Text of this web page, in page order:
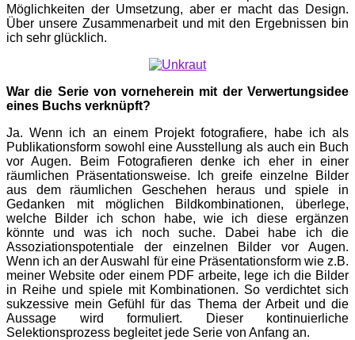
Möglichkeiten der Umsetzung, aber er macht das Design.
Über unsere Zusammenarbeit und mit den Ergebnissen bin
ich sehr glücklich.
War die Serie von vorneherein mit der Verwertungsidee
eines Buchs verknüpft?
Ja. Wenn ich an einem Projekt fotografiere, habe ich als
Publikationsform sowohl eine Ausstellung als auch ein Buch
vor Augen. Beim Fotografieren denke ich eher in einer
räumlichen Präsentationsweise. Ich greife einzelne Bilder
aus dem räumlichen Geschehen heraus und spiele in
Gedanken mit möglichen Bildkombinationen, überlege,
welche Bilder ich schon habe, wie ich diese ergänzen
könnte und was ich noch suche. Dabei habe ich die
Assoziationspotentiale der einzelnen Bilder vor Augen.
Wenn ich an der Auswahl für eine Präsentationsform wie z.B.
meiner Website oder einem PDF arbeite, lege ich die Bilder
in Reihe und spiele mit Kombinationen. So verdichtet sich
sukzessive mein Gefühl für das Thema der Arbeit und die
Aussage wird formuliert. Dieser kontinuierliche
Selektionsprozess begleitet jede Serie von Anfang an.